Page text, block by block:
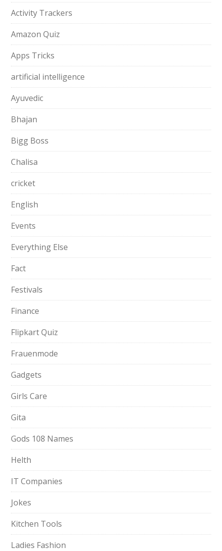
Activity Trackers
Amazon Quiz
Apps Tricks
artificial intelligence
Ayuvedic
Bhajan
Bigg Boss
Chalisa
cricket
English
Events
Everything Else
Fact
Festivals
Finance
Flipkart Quiz
Frauenmode
Gadgets
Girls Care
Gita
Gods 108 Names
Helth
IT Companies
Jokes
Kitchen Tools
Ladies Fashion